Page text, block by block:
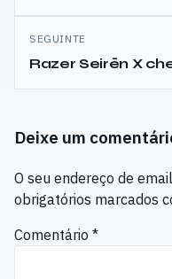
artigos
SEGUINTE
Razer Seirēn X
Deixe um
O seu endereço de
obrigatórios marcados
Comentário *